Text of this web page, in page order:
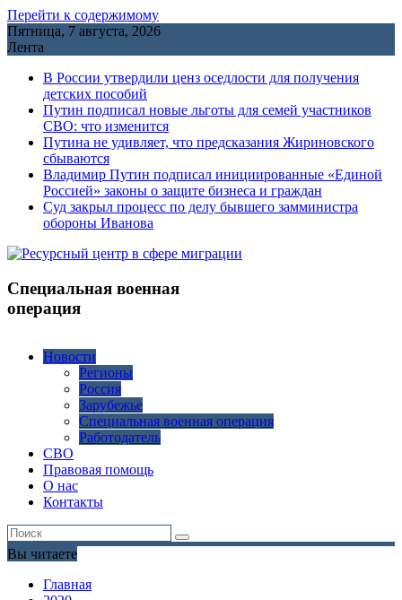
Перейти к содержимому
Пятница, 7 августа, 2026
Лента
В России утвердили ценз оседлости для получения
детских пособий
Путин подписал новые льготы для семей участников
СВО: что изменится
Путина не удивляет, что предсказания Жириновского
сбываются
Владимир Путин подписал инициированные «Единой
Россией» законы о защите бизнеса и граждан
Cуд закрыл процесс по делу бывшего замминистра
обороны Иванова
Специальная военная
операция
Новости
Регионы
Россия
Зарубежье
Специальная военная операция
Работодатель
СВО
Правовая помощь
О нас
Контакты
Вы читаете
Главная